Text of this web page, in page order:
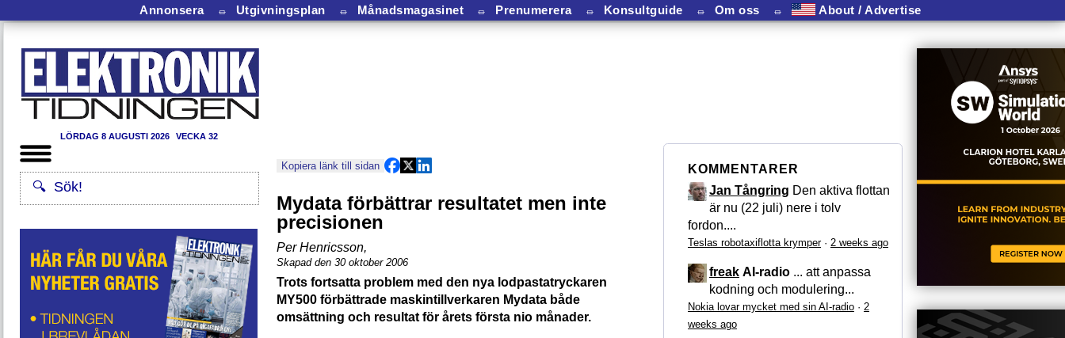
Annonsera ⏛ Utgivningsplan ⏛ Månadsmagasinet ⏛ Prenumerera ⏛ Konsultguide ⏛ Om oss ⏛ About / Advertise
LÖRDAG 8 AUGUSTI 2026 VECKA 32
Kopiera länk till sidan
Mydata förbättrar resultatet men inte
precisionen
Per Henricsson,
Skapad den 30 oktober 2006
Trots fortsatta problem med den nya lodpastatryckaren
MY500 förbättrade maskintillverkaren Mydata både
omsättning och resultat för årets första nio månader.
KOMMENTARER
Jan Tångring Den aktiva flottan
är nu (22 juli) nere i tolv
fordon....
Teslas robotaxiflotta krymper· 2 weeks ago
freak AI-radio ... att anpassa
kodning och modulering...
Nokia lovar mycket med sin AI-radio · 2
weeks ago